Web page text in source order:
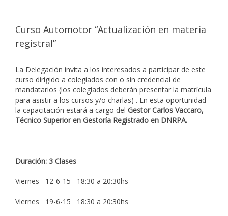
Curso Automotor “Actualización en materia
registral”
La Delegación invita a los interesados a participar de este
curso dirigido a colegiados con o sin credencial de
mandatarios (los colegiados deberán presentar la matrícula
para asistir a los cursos y/o charlas) . En esta oportunidad
la capacitación estará a cargo del Gestor Carlos Vaccaro,
Técnico Superior en Gestoría Registrado en DNRPA.
Duración: 3 Clases
Viernes 12-6-15 18:30 a 20:30hs
Viernes 19-6-15 18:30 a 20:30hs